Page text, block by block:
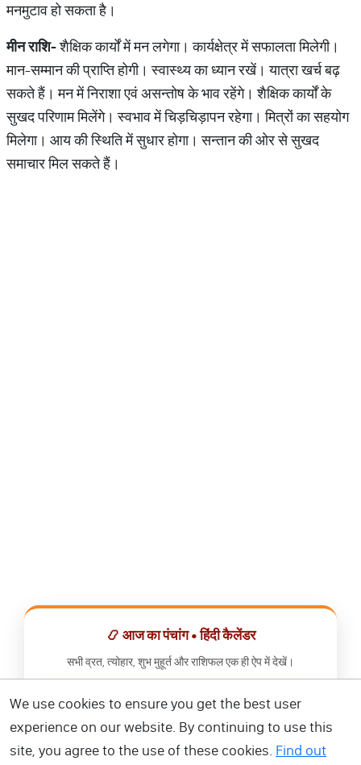
मनमुटाव हो सकता है।
मीन राशि-शैक्षिक कार्यों में मन लगेगा। कार्यक्षेत्र में सफालता मिलेगी।
मान-सम्मान की प्राप्ति‍ होगी। स्वास्थ्‍य का ध्यान रखें। यात्रा खर्च बढ़
सकते हैं। मन में निराशा एवं असन्तोष के भाव रहेंगे। शैक्षिक कार्यों के
सुखद परिणाम मिलेंगे। स्वभाव में चिड़चिड़ापन रहेगा। मित्रों का सहयोग
मिलेगा। आय की स्थिति में सुधार होगा। सन्तान की ओर से सुखद
समाचार मिल सकते हैं।
📿 आज का पंचांग • हिंदी कैलेंडर
सभी व्रत, त्योहार, शुभ मुहूर्त और राशिफल एक ही ऐप में देखें।
📅 हिंदी कैलेंडर ऐप डाउनलोड करें
We use cookies to ensure you get the best user
experience on our website. By continuing to use this
site, you agree to the use of these cookies. Find out